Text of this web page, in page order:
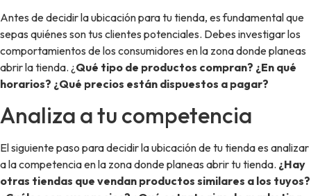
Antes de decidir la ubicación para tu tienda, es fundamental que
sepas quiénes son tus clientes potenciales. Debes investigar los
comportamientos de los consumidores en la zona donde planeas
abrir la tienda. ¿ Qué tipo de productos compran? ¿En qué
horarios? ¿Qué precios están dispuestos a pagar?
Analiza a tu competencia
El siguiente paso para decidir la ubicación de tu tienda es analizar
a la competencia en la zona donde planeas abrir tu tienda. ¿Hay
otras tiendas que vendan productos similares a los tuyos?